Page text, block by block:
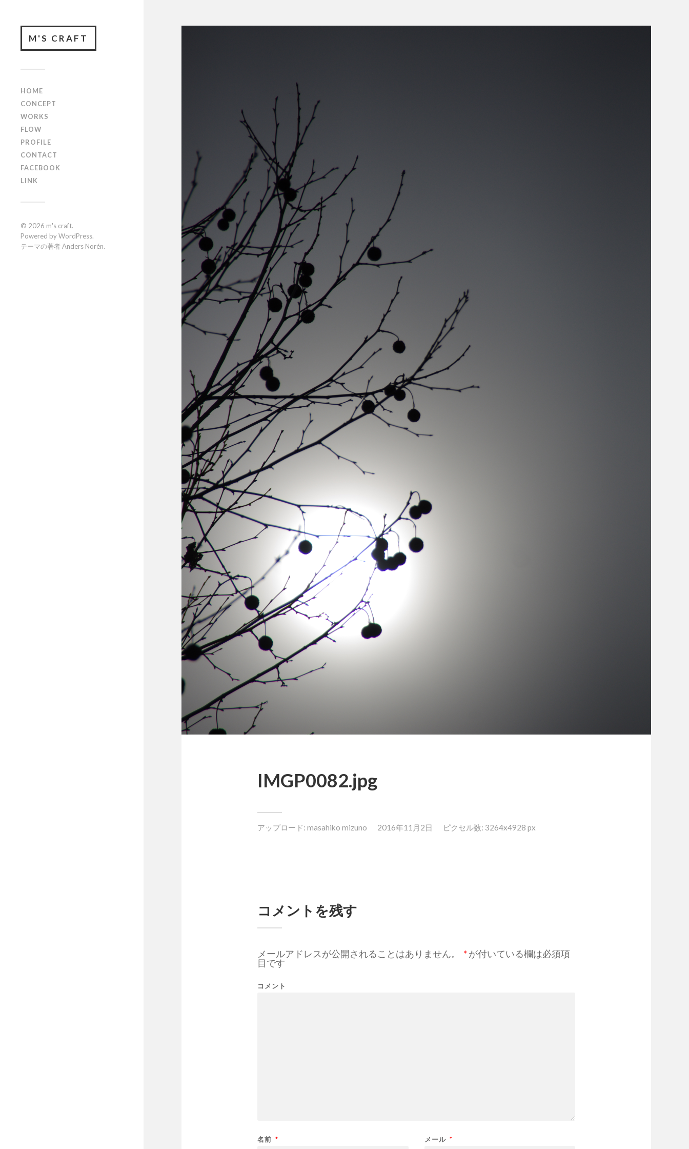
M'S CRAFT
HOME
CONCEPT
WORKS
FLOW
PROFILE
CONTACT
FACEBOOK
LINK
© 2026 m's craft.
Powered byWordPress.
テーマの著者 Anders Norén.
IMGP0082.jpg
アップロード: masahiko mizuno 2016年11月2日 ピクセル数: 3264x4928 px
コメントを残す
メールアドレスが公開されることはありません。 * が付いている欄は必須項
目です
コメント
名前 * メール *